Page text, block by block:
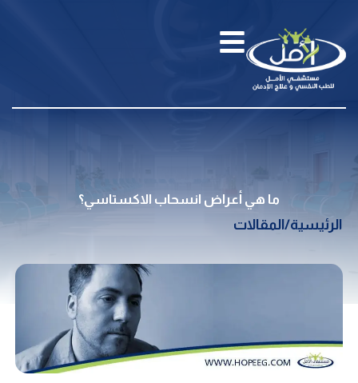
ما هي أعراض انسحاب الاكستاسي؟
الرئيسية/المقالات